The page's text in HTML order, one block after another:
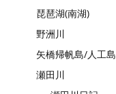
琵琶湖(南湖)
野洲川
矢橋帰帆島/人工島
瀬田川